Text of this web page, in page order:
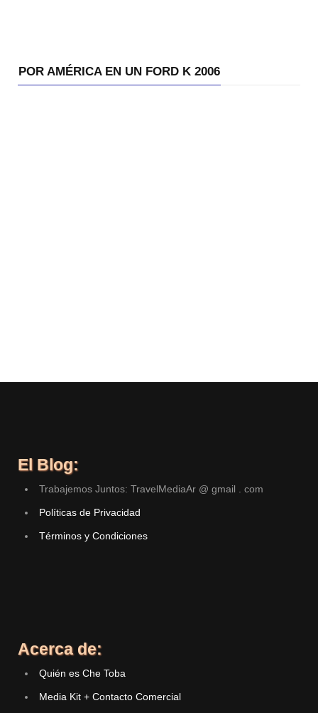
POR AMÉRICA EN UN FORD K 2006
El Blog:
Trabajemos Juntos: TravelMediaAr @ gmail . com
Políticas de Privacidad
Términos y Condiciones
Acerca de:
Quién es Che Toba
Media Kit + Contacto Comercial